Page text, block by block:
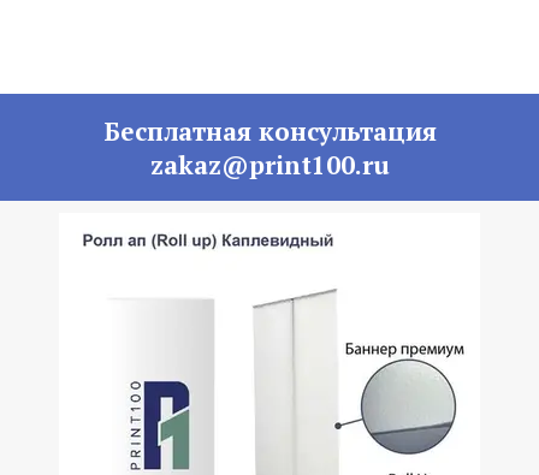
Бесплатная консультация
zakaz@print100.ru